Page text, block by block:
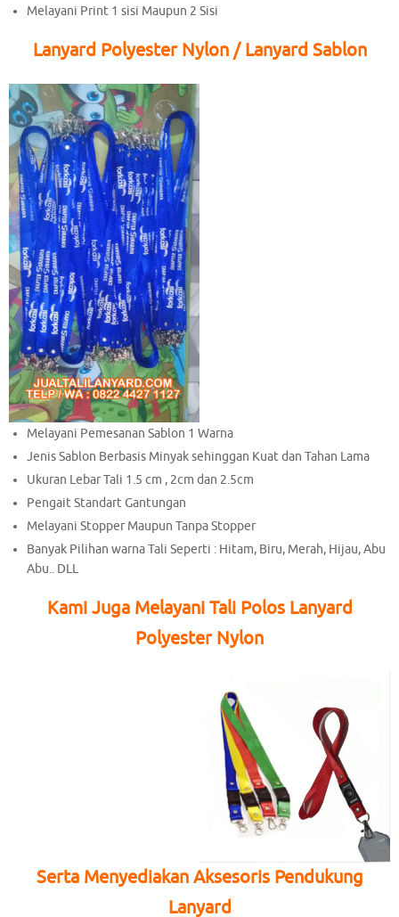
Melayani Print 1 sisi Maupun 2 Sisi
Lanyard Polyester Nylon / Lanyard Sablon
Melayani Pemesanan Sablon 1 Warna
Jenis Sablon Berbasis Minyak sehinggan Kuat dan Tahan Lama
Ukuran Lebar Tali 1.5 cm , 2cm dan 2.5cm
Pengait Standart Gantungan
Melayani Stopper Maupun Tanpa Stopper
Banyak Pilihan warna Tali Seperti : Hitam, Biru, Merah, Hijau, Abu
Abu.. DLL
Kami Juga Melayani Tali Polos Lanyard
Polyester Nylon
Serta Menyediakan Aksesoris Pendukung
Lanyard